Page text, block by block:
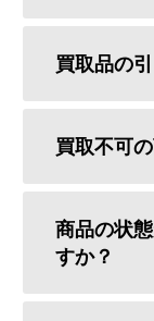
買取品の
買取不可
商品の状
すか？